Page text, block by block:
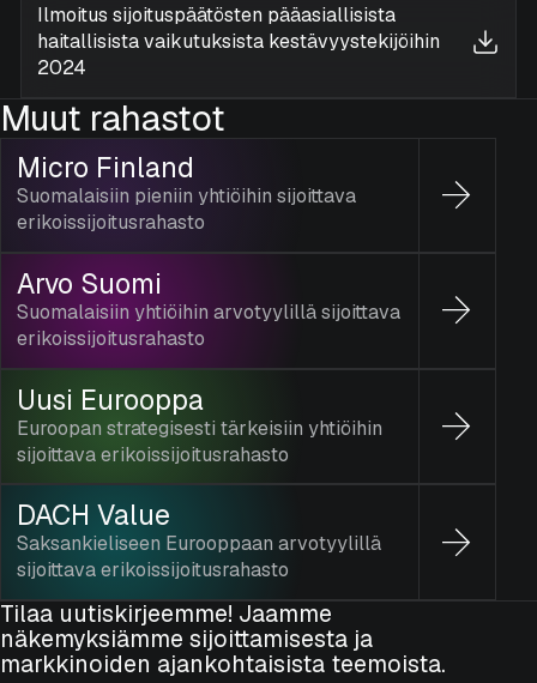
Ilmoitus sijoituspäätösten pääasiallisista
haitallisista vaikutuksista kestävyystekijöihin
2024
Muut rahastot
Micro Finland
Suomalaisiin pieniin yhtiöihin sijoittava
erikoissijoitusrahasto
Arvo Suomi
Suomalaisiin yhtiöihin arvotyylillä sijoittava
erikoissijoitusrahasto
Uusi Eurooppa
Euroopan strategisesti tärkeisiin yhtiöihin
sijoittava erikoissijoitusrahasto
DACH Value
Saksankieliseen Eurooppaan arvotyylillä
sijoittava erikoissijoitusrahasto
Tilaa uutiskirjeemme! Jaamme
näkemyksiämme sijoittamisesta ja
markkinoiden ajankohtaisista teemoista.